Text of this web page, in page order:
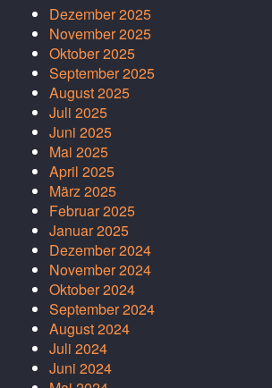
Dezember 2025
November 2025
Oktober 2025
September 2025
August 2025
Juli 2025
Juni 2025
Mai 2025
April 2025
März 2025
Februar 2025
Januar 2025
Dezember 2024
November 2024
Oktober 2024
September 2024
August 2024
Juli 2024
Juni 2024